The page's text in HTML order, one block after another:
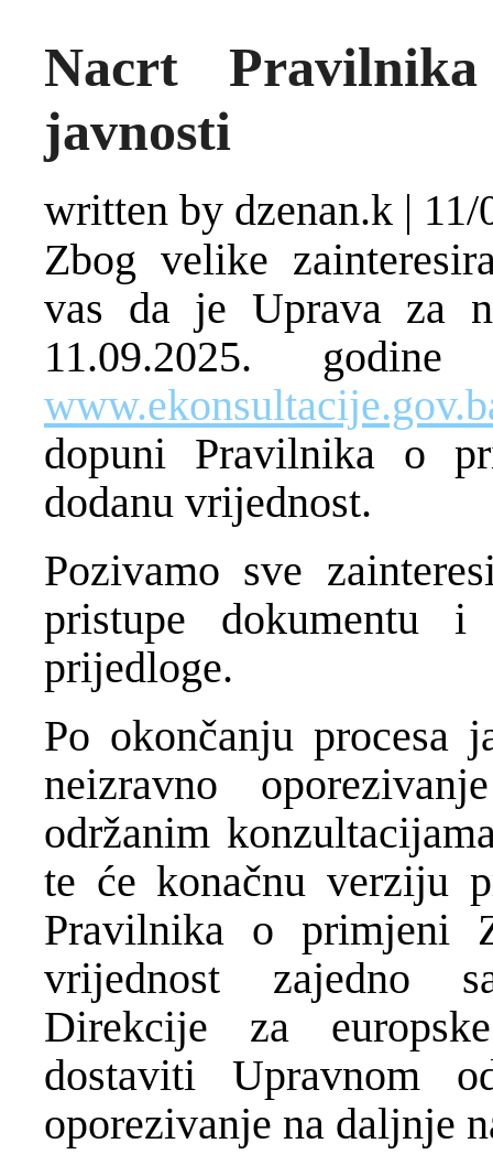
Nacrt
javnosti
written by dzenan.k | 11/
Zbog velike
vas da je Uprava za
11.09.2025.
dopuni Pravilnika o
dodanu vrijednost.
Pozivamo sve
pristupe dokumentu
prijedloge.
Po okončanju procesa
neizravno
održanim
te će konačnu verziju
Pravilnika o primjeni
vrijednost zajedno
Direkcije za
dostaviti Upravnom
oporezivanje na daljnje